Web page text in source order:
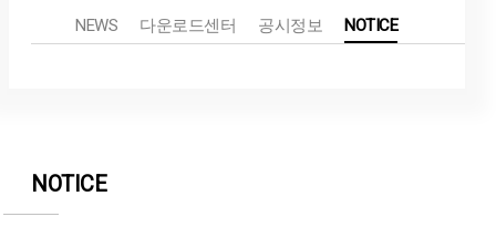
NEWS 다운로드센터 공시정보 NOTICE
NOTICE